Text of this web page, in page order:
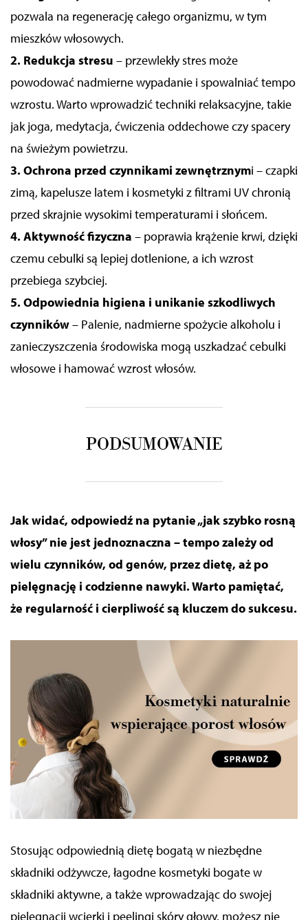
pozwala na regenerację całego organizmu, w tym
mieszków włosowych.
2. Redukcja stresu – przewlekły stres może
powodować nadmierne wypadanie i spowalniać tempo
wzrostu. Warto wprowadzić techniki relaksacyjne, takie
jak joga, medytacja, ćwiczenia oddechowe czy spacery
na świeżym powietrzu.
3. Ochrona przed czynnikami zewnętrznymi – czapki
zimą, kapelusze latem i kosmetyki z filtrami UV chronią
przed skrajnie wysokimi temperaturami i słońcem.
4. Aktywność fizyczna – poprawia krążenie krwi, dzięki
czemu cebulki są lepiej dotlenione, a ich wzrost
przebiega szybciej.
5. Odpowiednia higiena i unikanie szkodliwych
czynników– Palenie, nadmierne spożycie alkoholu i
zanieczyszczenia środowiska mogą uszkadzać cebulki
włosowe i hamować wzrost włosów.
PODSUMOWANIE
Jak widać, odpowiedź na pytanie „jak szybko rosną
włosy” nie jest jednoznaczna – tempo zależy od
wielu czynników, od genów, przez dietę, aż po
pielęgnację i codzienne nawyki. Warto pamiętać,
że regularność i cierpliwość są kluczem do sukcesu.
Stosując odpowiednią dietę bogatą w niezbędne
składniki odżywcze, łagodne kosmetyki bogate w
składniki aktywne, a także wprowadzając do swojej
pielęgnacji wcierki i peelingi skóry głowy, możesz nie